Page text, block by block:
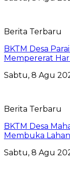
Berita Terbaru
BKTM Desa
Mempererat
Sabtu, 8 Agu
Berita Terbaru
BKTM Desa
Membuka
Sabtu, 8 Agu